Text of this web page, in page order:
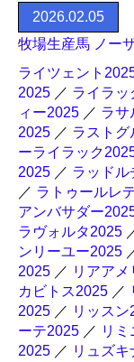
2026.02.05
牧場生産馬 ノー
ライツェント
2025 ／ ライラッ
ィー2025 ／ ラサ
2025 ／ ラストグ
ーライラック
2025 ／ ラッドル
／ ラトゥールレ
アンバサダー
ラヴォルタ2025
ンリーユー2025
2025 ／ リアア
カビトス2025 ／
2025 ／ リッスン
ーテ2025 ／ リ
2025 ／ リュズ